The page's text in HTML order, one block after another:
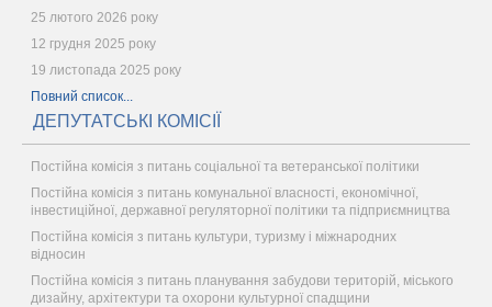
25 лютого 2026 року
12 грудня 2025 року
19 листопада 2025 року
Повний список...
ДЕПУТАТСЬКІ КОМІСІЇ
Постійна комісія з питань соціальної та ветеранської політики
Постійна комісія з питань комунальної власності, економічної,
інвестиційної, державної регуляторної політики та підприємництва
Постійна комісія з питань культури, туризму і міжнародних
відносин
Постійна комісія з питань планування забудови територій, міського
дизайну, архітектури та охорони культурної спадщини